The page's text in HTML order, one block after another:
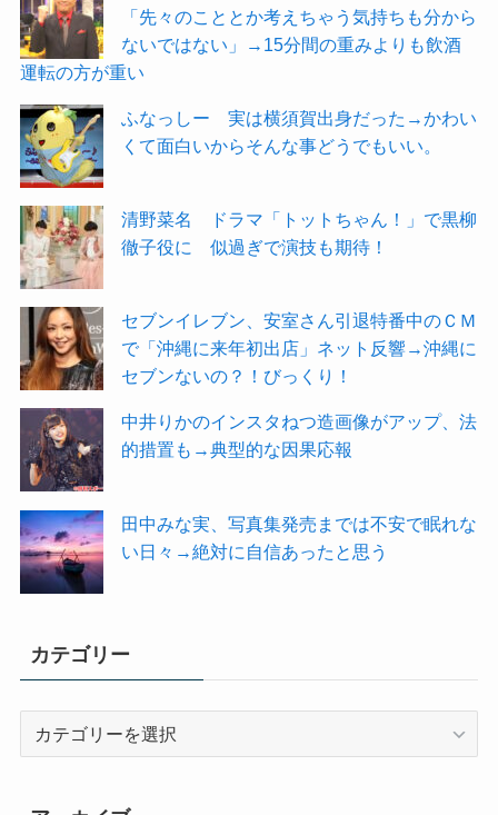
「先々のこととか考えちゃう気持ちも分から
ないではない」→15分間の重みよりも飲酒
運転の方が重い
ふなっしー 実は横須賀出身だった→かわい
くて面白いからそんな事どうでもいい。
清野菜名 ドラマ「トットちゃん！」で黒柳
徹子役に 似過ぎで演技も期待！
セブンイレブン、安室さん引退特番中のＣＭ
で「沖縄に来年初出店」ネット反響→沖縄に
セブンないの？！びっくり！
中井りかのインスタねつ造画像がアップ、法
的措置も→典型的な因果応報
田中みな実、写真集発売までは不安で眠れな
い日々→絶対に自信あったと思う
カテゴリー